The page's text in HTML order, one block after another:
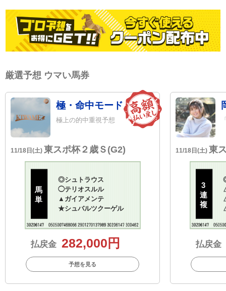
厳選予想 ウマい馬券
極・命中モード
極上の的中重視予想
11/18日(土) 東スポ杯２歳Ｓ(G2)
馬
単
◎シュトラウス
◯テリオスルル
▲ ガイアメンテ
★シュバルツクーゲル
払戻金 282,000円
予想を見る
11/18日(土) 東
3
連
複
払戻金